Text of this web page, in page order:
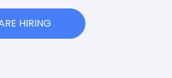
HIRING